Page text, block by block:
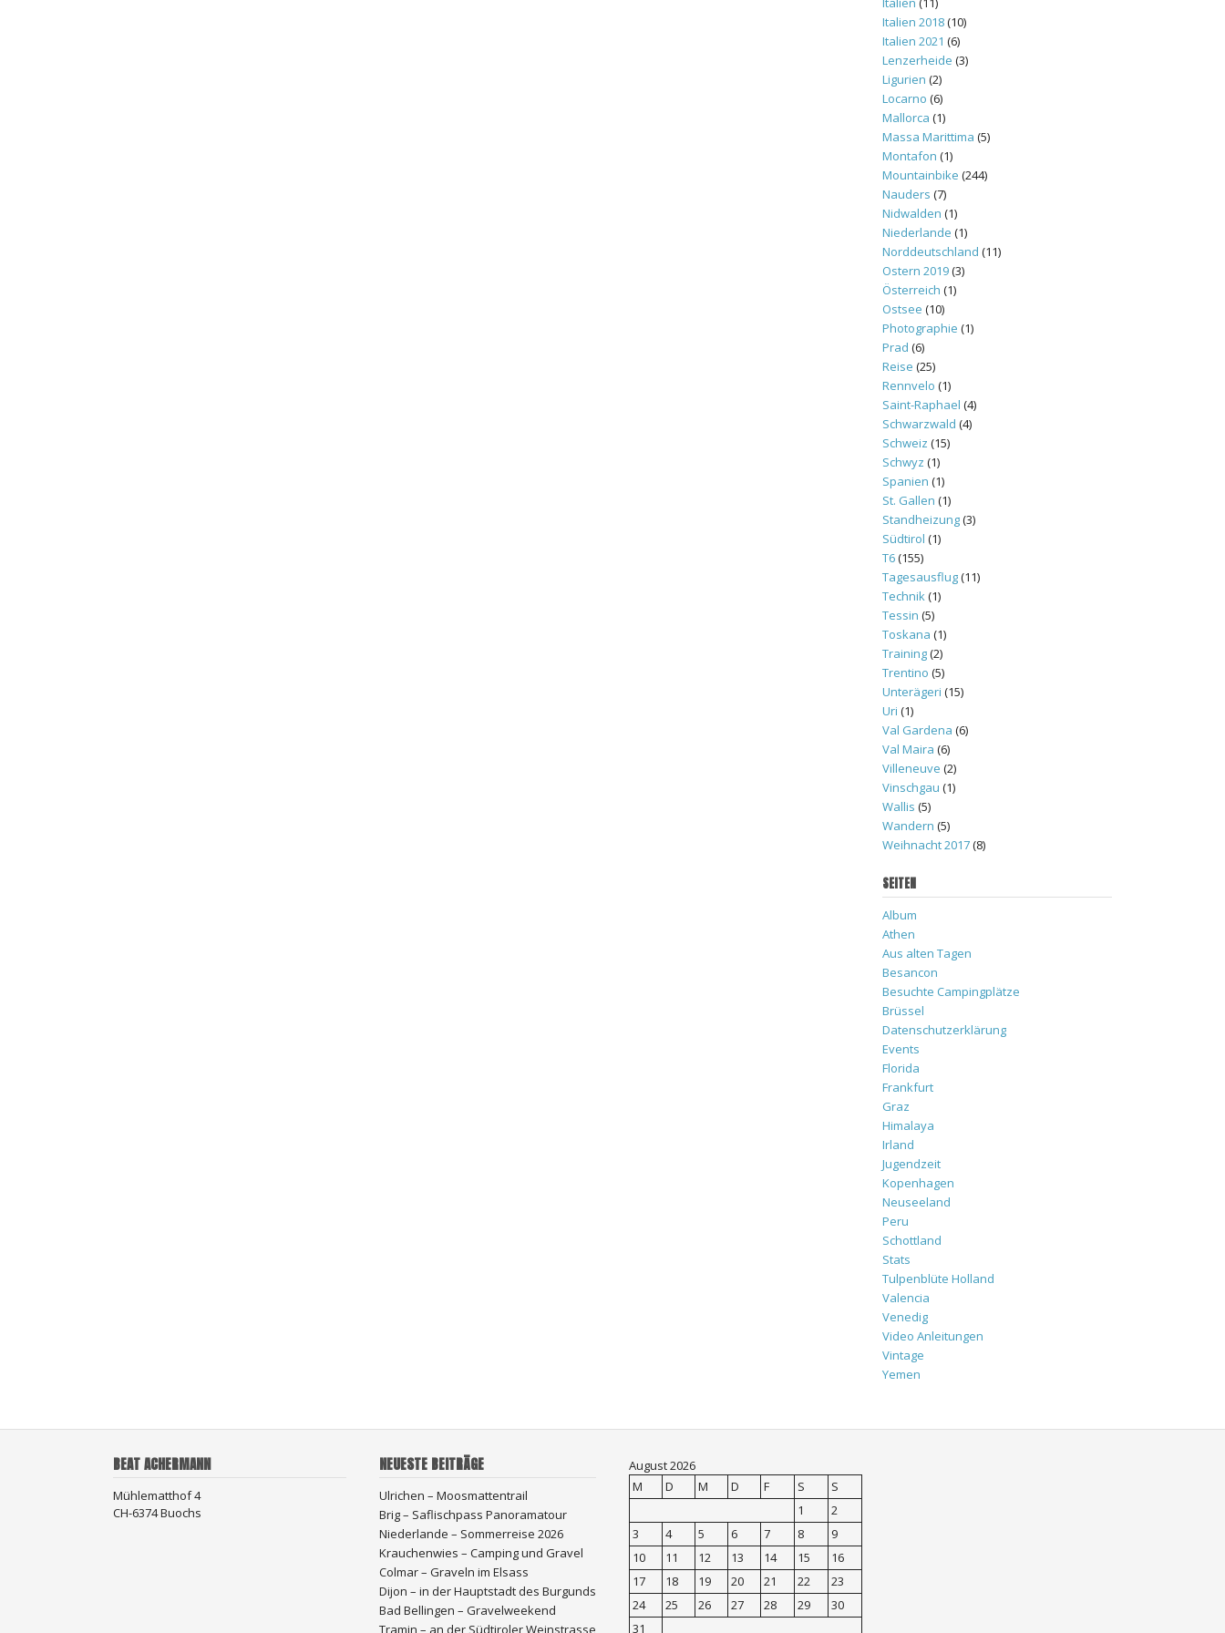
Italien 2018(10)
Italien 2021 (6)
Lenzerheide (3)
Ligurien (2)
Locarno (6)
Mallorca (1)
Massa Marittima (5)
Montafon (1)
Mountainbike (244)
Nauders (7)
Nidwalden (1)
Niederlande (1)
Norddeutschland (11)
Ostern 2019(3)
Österreich (1)
Ostsee (10)
Photographie (1)
Prad (6)
Reise (25)
Rennvelo (1)
Saint-Raphael (4)
Schwarzwald (4)
Schweiz (15)
Schwyz (1)
Spanien (1)
St. Gallen (1)
Standheizung(3)
Südtirol (1)
T6(155)
Tagesausflug(11)
Technik(1)
Tessin (5)
Toskana (1)
Training(2)
Trentino (5)
Unterägeri (15)
Uri (1)
Val Gardena (6)
Val Maira (6)
Villeneuve (2)
Vinschgau (1)
Wallis (5)
Wandern (5)
Weihnacht 2017(8)
SEITEN
Album
Athen
Aus alten Tagen
Besancon
Besuchte Campingplätze
Brüssel
Datenschutzerklärung
Events
Florida
Frankfurt
Graz
Himalaya
Irland
Jugendzeit
Kopenhagen
Neuseeland
Peru
Schottland
Stats
Tulpenblüte Holland
Valencia
Venedig
Video Anleitungen
Vintage
Yemen
BEAT ACHERMANN
Mühlematthof 4
CH-6374 Buochs
NEUESTE BEITRÄGE
Ulrichen – Moosmattentrail
Brig – Saflischpass Panoramatour
Niederlande – Sommerreise 2026
Krauchenwies – Camping und Gravel
Colmar – Graveln im Elsass
Dijon – in der Hauptstadt des Burgunds
Bad Bellingen – Gravelweekend
Tramin – an der Südtiroler Weinstrasse
August 2026
M
D M D F S
S
1
2
3
4 5 6 7 8
9
10
11 12 13 14 15
16
17
18 19 20 21 22
23
24
25 26 27 28 29
30
31